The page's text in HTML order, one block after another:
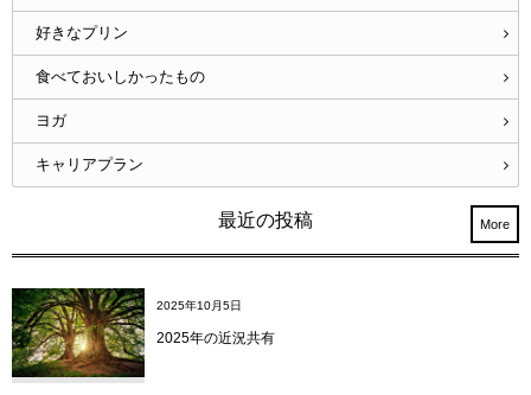
好きなプリン
食べておいしかったもの
ヨガ
キャリアプラン
最近の投稿
2025年10月5日
2025年の近況共有
More